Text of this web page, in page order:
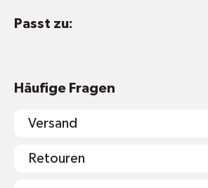
Spiegeln und anderen
Direkt auf die zu reinigende
sprühen und mit einem Lappen
Passt zu:
Häufige Fragen
Versand
Retouren